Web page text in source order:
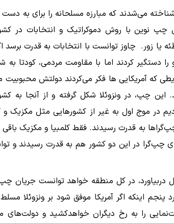
می‌شدند که مبارزه مسلحانه را برای به دست
چپ نوین با روش دموکراتیک و انتخابات در
یا زور. چاوز توانست با انتخابات به قدرت برسد
دستگیر کردند اما با مقاومت مردمی، کودتا
که آمریکایی ها فکر می‌کردند دولتش محبوبیت
این چپ، در ونزوئلا شکل گرفته و از آنجا به
در موج اول به غیر از کشورهایی مثل مکزیک و
به قدرت رسیدند. فقط کلمبیا و مکزیک باقی
چپ‌گرا در این دو کشور هم به قدرت رسیدند و
دربیاورد، در کل منطقه خواهد توانست جریان
اینکه اگر آمریکا موفق شود بر ونزوئلا
را به رخ دیگران خواهدکشید و دولت‌های